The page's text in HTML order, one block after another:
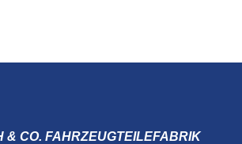
& CO. FAHRZEUGTEILEFABRIK